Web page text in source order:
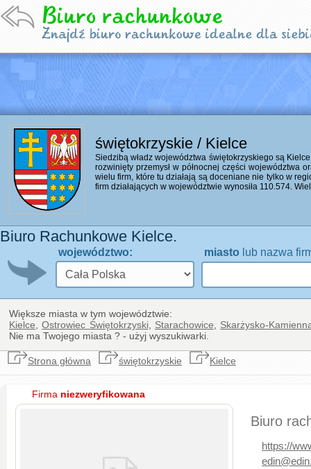
świętokrzyskie / Kielce
Siedzibą władz województwa świętokrzyskiego są
rozwinięty przemysł w północnej części województwa
wielu firm, które tu działają są doceniane nie tylko w
firm działających w województwie wynosiła 110.574.
Biuro Rachunkowe Kielce.
województwo: miasto lub nazwa
Większe miasta w tym województwie:
Kielce ,Ostrowiec Świętokrzyski, Starachowice
Skarżysko-
Nie ma Twojego miasta ? - użyj wyszukiwarki.
Strona główna świętokrzyskie Kielce
Firma niezweryfikowana
Biuro
https://